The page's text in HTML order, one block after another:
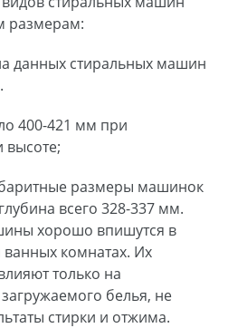
размерам:
данных стиральных машин
400-421 мм при
высоте;
размеры машинок
всего 328-337 мм.
хорошо впишутся в
комнатах. Их
только на
белья, не
стирки и отжима.